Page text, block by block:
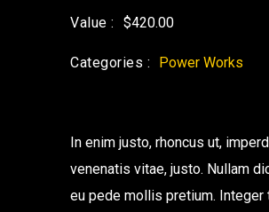
Value : $420.00
Categories : Power Works
In enim justo, rhoncus ut,
venenatis vitae, justo. Nullam
eu pede mollis pretium. Integer